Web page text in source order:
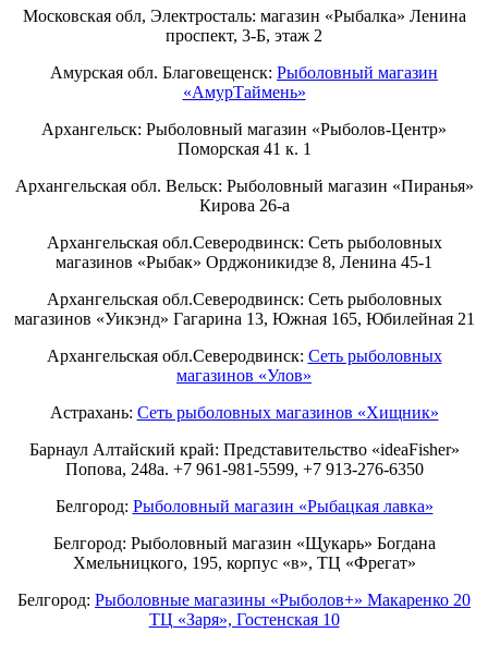
Московская обл, Электросталь: магазин «Рыбалка» Ленина
проспект, 3-Б, этаж 2
Амурская обл. Благовещенск: Рыболовный магазин
«АмурТаймень»
Архангельск: Рыболовный магазин «Рыболов-Центр»
Поморская 41 к. 1
Архангельская обл. Вельск: Рыболовный магазин «Пиранья»
Кирова 26-а
Архангельская обл.Северодвинск: Сеть рыболовных
магазинов «Рыбак» Орджоникидзе 8, Ленина 45-1
Архангельская обл.Северодвинск: Сеть рыболовных
магазинов «Уикэнд» Гагарина 13, Южная 165, Юбилейная 21
Архангельская обл.Северодвинск: Сеть рыболовных
магазинов «Улов»
Астрахань: Сеть рыболовных магазинов «Хищник»
Барнаул Алтайский край: Представительство «ideaFisher»
Попова, 248а. +7 961-981-5599, +7 913-276-6350
Белгород: Рыболовный магазин «Рыбацкая лавка»
Белгород: Рыболовный магазин «Щукарь» Богдана
Хмельницкого, 195, корпус «в», ТЦ «Фрегат»
Белгород: Рыболовные магазины «Рыболов+» Макаренко 20
ТЦ «Заря», Гостенская 10